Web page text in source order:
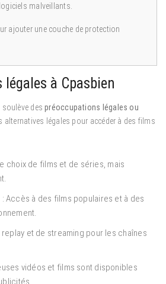
malveillants.
ajouter une couche de protection
à Cpasbien
soulève despréoccupations légales ou
alternatives légales pour accéder à des films
choix de films et de séries, mais
: Accès à des films populaires et à des
et de streaming pour les chaînes
vidéos et films sont disponibles